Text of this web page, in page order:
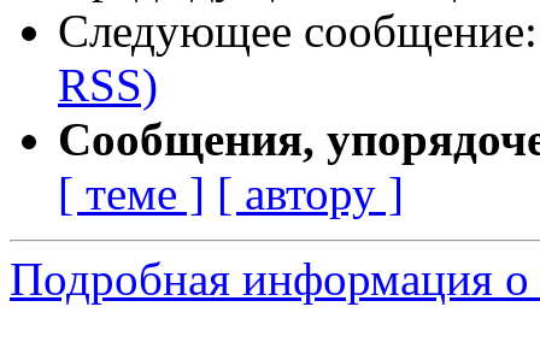
Следующее
RSS)
Сообщения,
[ теме ] [ автору ]
Подробная информация о